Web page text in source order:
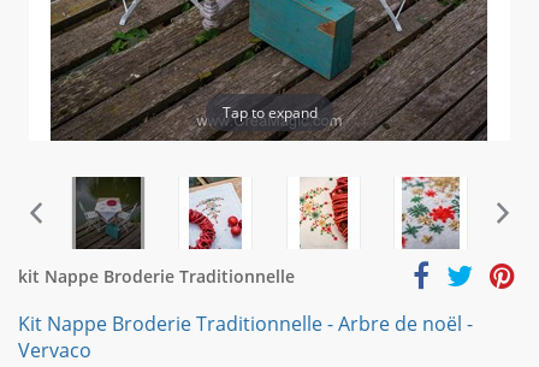
Tap to expand
kit Nappe Broderie Traditionnelle
Kit Nappe Broderie Traditionnelle - Arbre de noël -
Vervaco